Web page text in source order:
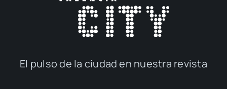
El pul­so de la ciu­dad en nues­tra revis­ta